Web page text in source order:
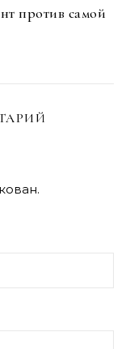
против самой